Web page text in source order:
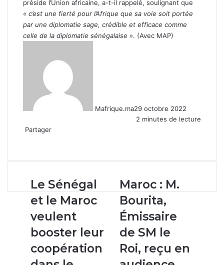
préside l’Union africaine, a-t-il rappelé, soulignant que
« c’est une fierté pour l’Afrique que sa voie soit portée
par une diplomatie sage, crédible et efficace comme
celle de la diplomatie sénégalaise ». (Avec MAP)
Mafrique.ma29 octobre 2022
2 minutes de lecture
Partager
email
Le
Sénégal
et
le
Maroc
veulent
leur
Le Sénégal
et le Maroc
veulent
booster leur
coopération
Maroc :
M.
Bourita,
Émissaire
de
SM
le
Roi,
Maroc : M.
Bourita,
Émissaire
de SM le
Roi, reçu en